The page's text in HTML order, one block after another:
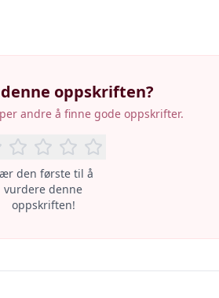
oppskriften?
andre å finne gode oppskrifter.
den første til å
vurdere denne
oppskriften!